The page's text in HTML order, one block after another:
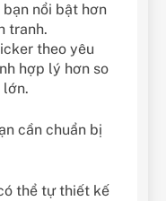
nổi bật hơn
tranh.
theo yêu
hợp lý hơn so
lớn.
cần chuẩn bị
thể tự thiết kế